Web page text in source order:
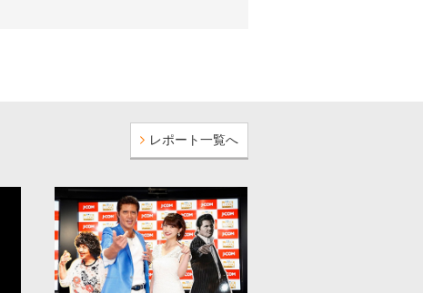
レポート一覧へ